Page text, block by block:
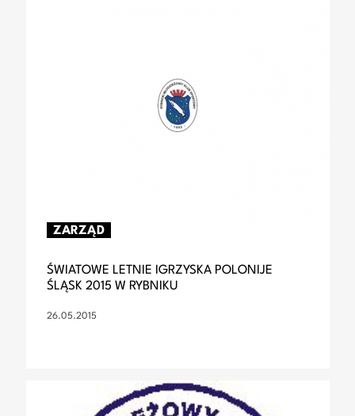
ZARZĄD
ŚWIATOWE LETNIE IGRZYSKA POLONIJE
ŚLĄSK 2015 W RYBNIKU
26.05.2015